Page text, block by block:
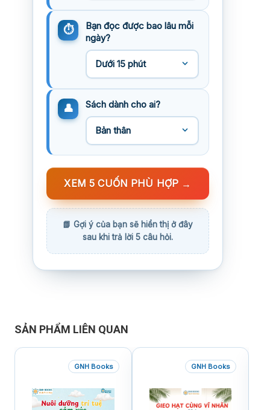
Bạn đọc được bao lâu mỗi
ngày?
Sách dành cho ai?
XEM 5 CUỐN PHÙ HỢP →
SẢN PHẨM LIÊN QUAN
GNH Books GNH Books